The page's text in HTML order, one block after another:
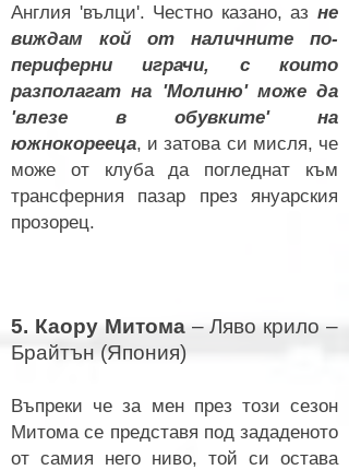
Англия 'вълци'. Честно казано, аз не
виждам кой от наличните по-
периферни играчи, с които
разполагат на 'Молиню' може да
'влезе в обувките' на
южнокорееца, и затова си мисля, че
може от клуба да погледнат към
трансферния пазар през януарския
прозорец.
5. Каору Митома– Ляво крило –
Брайтън (Япония)
Въпреки че за мен през този сезон
Митома се представя под зададеното
от самия него ниво, той си остава